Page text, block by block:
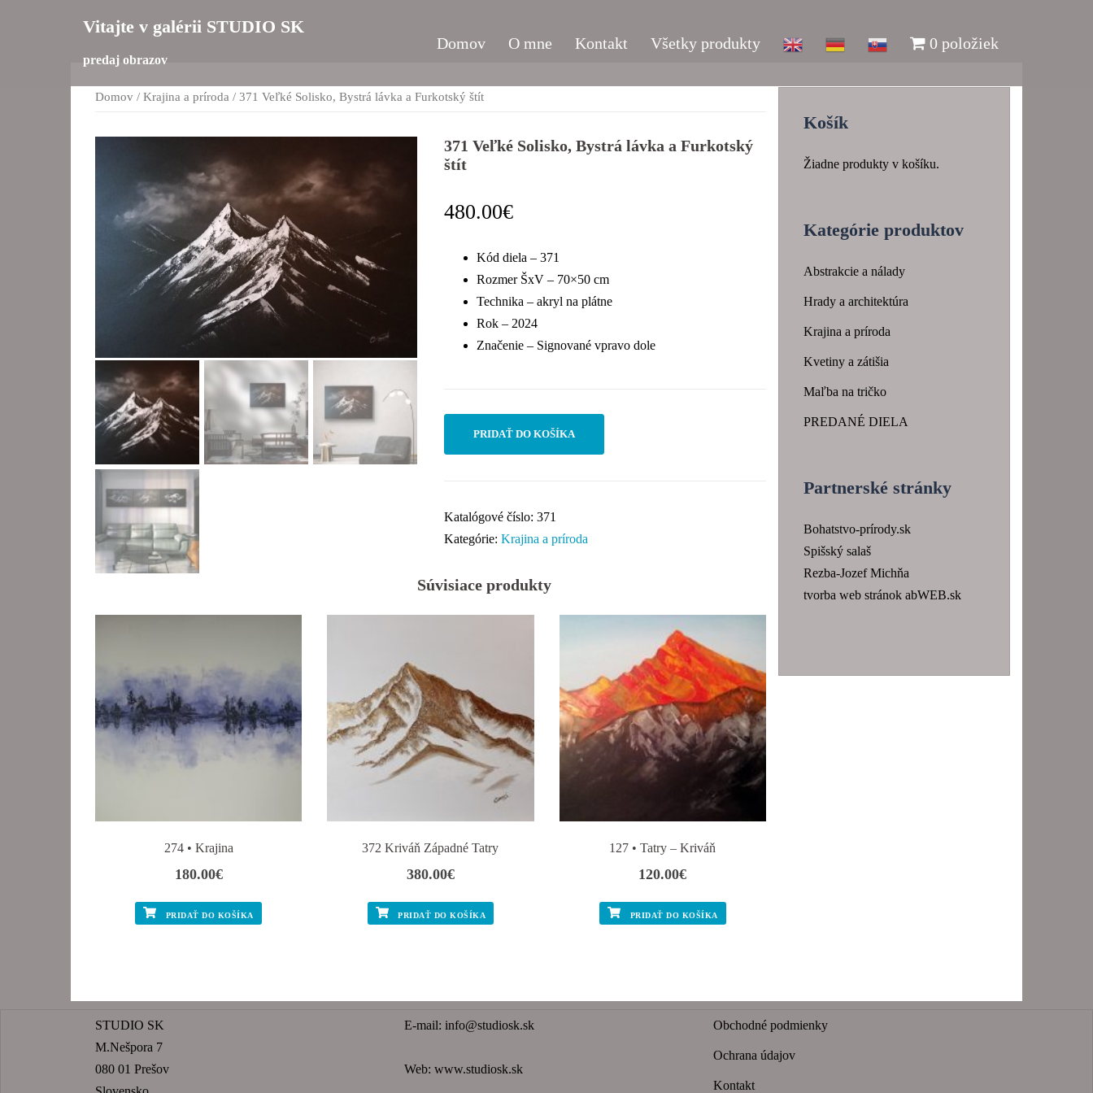
Vitajte v galérii STUDIO SK
predaj obrazov
Domov O mne Kontakt Všetky produkty 0 položiek
Domov / Krajina a príroda / 371 Veľké Solisko, Bystrá lávka a Furkotský štít
371 Veľké Solisko, Bystrá lávka a Furkotský
štít
480.00€
Kód diela – 371
Rozmer ŠxV – 70×50 cm
Technika – akryl na plátne
Rok – 2024
Značenie – Signované vpravo dole
PRIDAŤ DO KOŠÍKA
Katalógové číslo: 371
Kategórie: Krajina a príroda
Súvisiace produkty
274 • Krajina
180.00€
PRIDAŤ DO KOŠÍKA
372 Kriváň Západné Tatry
380.00€
PRIDAŤ DO KOŠÍKA
127 • Tatry – Kriváň
120.00€
PRIDAŤ DO KOŠÍKA
Košík
Žiadne produkty v košíku.
Kategórie produktov
Abstrakcie a nálady
Hrady a architektúra
Krajina a príroda
Kvetiny a zátišia
Maľba na tričko
PREDANÉ DIELA
Partnerské stránky
Bohatstvo-prírody.sk
Spišský salaš
Rezba-Jozef Michňa
tvorba web stránok abWEB.sk
STUDIO SK
M.Nešpora 7
080 01 Prešov
E-mail: info@studiosk.sk
Web: www.studiosk.sk
Obchodné podmienky
Ochrana údajov
Kontakt